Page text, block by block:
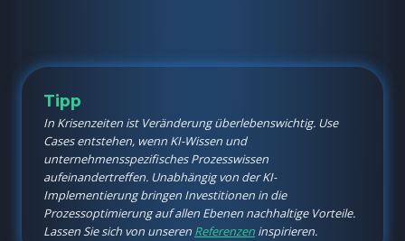
Tipp
In Krisenzeiten ist Veränderung überlebenswichtig. Use
Cases entstehen, wenn KI-Wissen und
unternehmensspezifisches Prozesswissen
aufeinandertreffen. Unabhängig von der KI-
Implementierung bringen Investitionen in die
Prozessoptimierung auf allen Ebenen nachhaltige Vorteile.
Lassen Sie sich von unseren Referenzen inspirieren.